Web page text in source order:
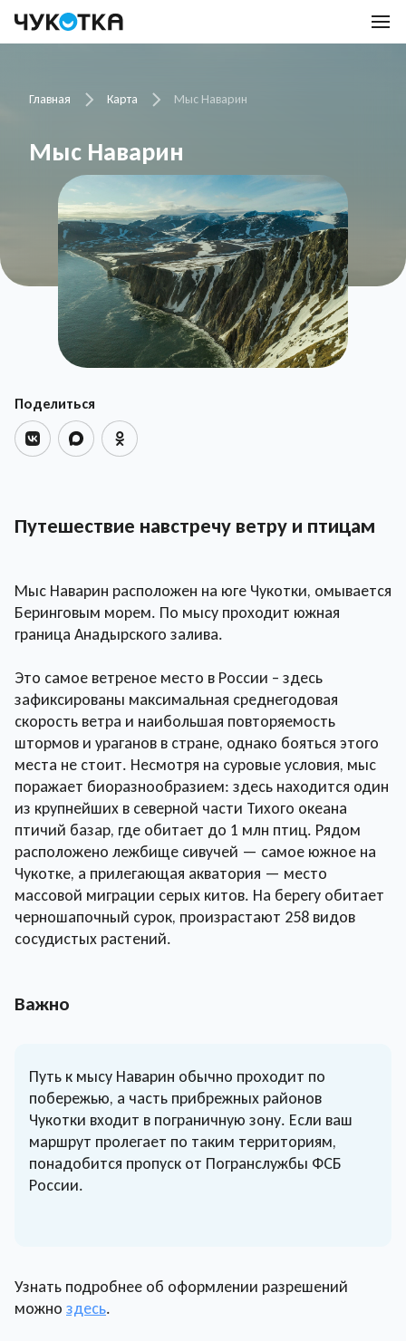
Главная Карта Мыс Наварин
Мыс Наварин
Поделиться
Путешествие навстречу ветру и птицам
Мыс Наварин расположен на юге Чукотки, омывается
Беринговым морем. По мысу проходит южная
граница Анадырского залива.
Это самое ветреное место в России – здесь
зафиксированы максимальная среднегодовая
скорость ветра и наибольшая повторяемость
штормов и ураганов в стране, однако бояться этого
места не стоит. Несмотря на суровые условия, мыс
поражает биоразнообразием: здесь находится один
из крупнейших в северной части Тихого океана
птичий базар, где обитает до 1 млн птиц. Рядом
расположено лежбище сивучей — самое южное на
Чукотке, а прилегающая акватория — место
массовой миграции серых китов. На берегу обитает
черношапочный сурок, произрастают 258 видов
сосудистых растений.
Важно
Путь к мысу Наварин обычно проходит по
побережью, а часть прибрежных районов
Чукотки входит в пограничную зону. Если ваш
маршрут пролегает по таким территориям,
понадобится пропуск от Погранслужбы ФСБ
России.
Узнать подробнее об оформлении разрешений
можно здесь.